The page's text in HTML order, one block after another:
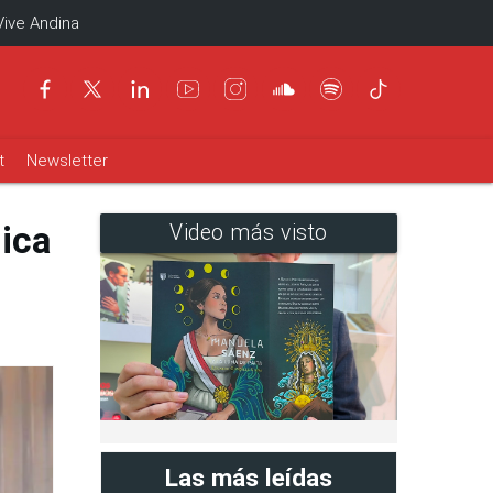
Andina
Newsletter
Video más visto
Las más leídas